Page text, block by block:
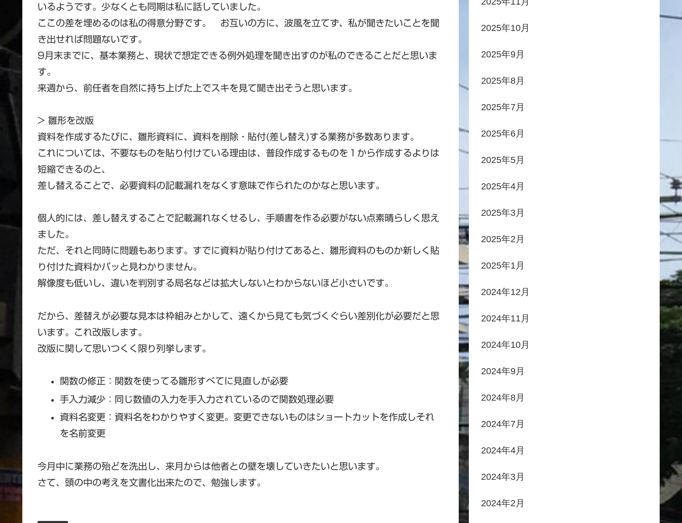
いるようです。少なくとも同期は私に話していました。
ここの差を埋めるのは私の得意分野です。 お互いの方に、波風を立てず、私が聞きたいことを聞
き出せれば問題ないです。
9月末までに、基本業務と、現状で想定できる例外処理を聞き出すのが私のできることだと思いま
す。
来週から、前任者を自然に持ち上げた上でスキを見て聞き出そうと思います。
> 雛形を改版
資料を作成するたびに、雛形資料に、資料を削除・貼付(差し替え)する業務が多数あります。
これについては、不要なものを貼り付けている理由は、普段作成するものを１から作成するよりは
短縮できるのと、
差し替えることで、必要資料の記載漏れをなくす意味で作られたのかなと思います。
個人的には、差し替えすることで記載漏れなくせるし、手順書を作る必要がない点素晴らしく思え
ました。
ただ、それと同時に問題もあります。すでに資料が貼り付けてあると、雛形資料のものか新しく貼
り付けた資料かパッと見わかりません。
解像度も低いし、違いを判別する局名などは拡大しないとわからないほど小さいです。
だから、差替えが必要な見本は枠組みとかして、遠くから見ても気づくぐらい差別化が必要だと思
います。これ改版します。
改版に関して思いつくく限り列挙します。
関数の修正：関数を使ってる雛形すべてに見直しが必要
手入力減少：同じ数値の入力を手入力されているので関数処理必要
資料名変更：資料名をわかりやすく変更。変更できないものはショートカットを作成しそれ
を名前変更
今月中に業務の殆どを洗出し、来月からは他者との壁を壊していきたいと思います。
さて、頭の中の考えを文書化出来たので、勉強します。
2025年10月
2025年9月
2025年8月
2025年7月
2025年6月
2025年5月
2025年4月
2025年3月
2025年2月
2025年1月
2024年12月
2024年11月
2024年10月
2024年9月
2024年8月
2024年7月
2024年4月
2024年3月
2024年2月